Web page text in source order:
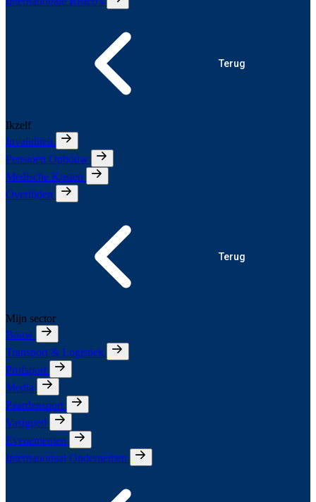
Terug
Ikzelf
Invaliditeit
Pensioen Opbouw
Medische Kosten
Overlijden
Terug
Mijn sector
Bouw
Transport & Logistiek
Profsport
Media
Paardensport
Vastgoed
Evenementen
Internationaal Ondernemen